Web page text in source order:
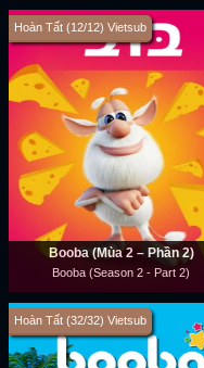
Hoàn Tất (12/12) Vietsub
Booba (Mùa 2 – Phần 2)
Booba (Season 2 - Part 2)
Hoàn Tất (32/32) Vietsub